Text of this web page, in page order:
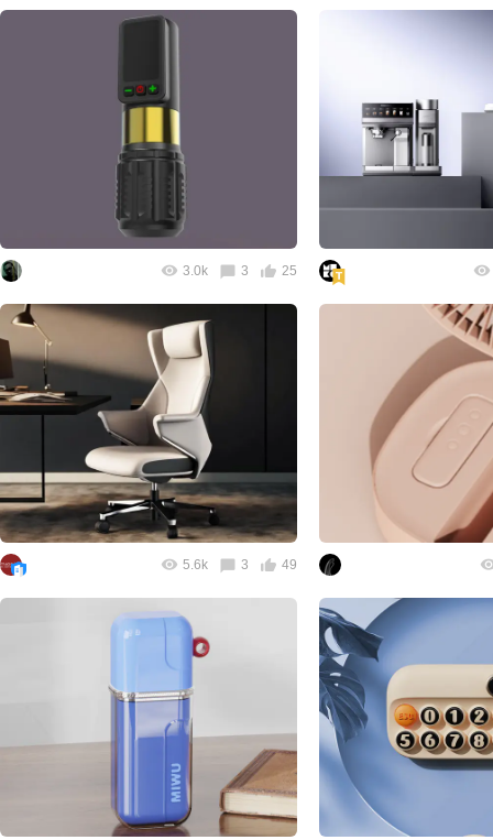
3.0k 3 25
5.6k 3 49